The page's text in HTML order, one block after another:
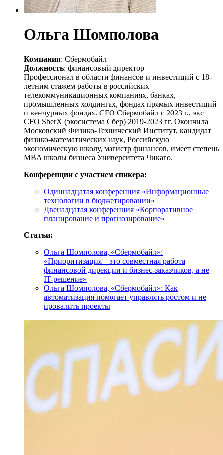
Ольга Шомполова
Компания: Сбермобайл
Должность: финансовый директор
Профессионал в области финансов и инвестиций с 18-
летним стажем работы в российских
телекоммуникационных компаниях, банках,
промышленных холдингах, фондах прямых инвестиций
и венчурных фондах. CFO Сбермобайл с 2023 г., экс-
СFO SberX (экосистема Сбер) 2019-2023 гг. Окончила
Московский Физико-Технический Институт, кандидат
физико-математических наук, Российскую
экономическую школу, магистр финансов, имеет степень
MBA школы бизнеса Университета Чикаго.
Конференции с участием спикера:
Одиннадцатая конференция «Информационные
технологии в бюджетировании»
Двенадцатая конференция «Корпоративное
планирование и прогнозирование»
Статьи:
Ольга Шомполова, «Сбермобайл»:
«Приоритизация – это совместная работа
финансовой дирекции и бизнес-заказчиков, а не
IT-решение»
Ольга Шомполова, «Сбермобайл»: Как
автоматизация помогает управлять ростом и не
провалить проекты